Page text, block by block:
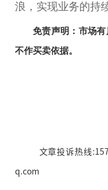
浪，实现业务的持
免责声明：市场
不作买卖依据。
文章投诉热线
q.com